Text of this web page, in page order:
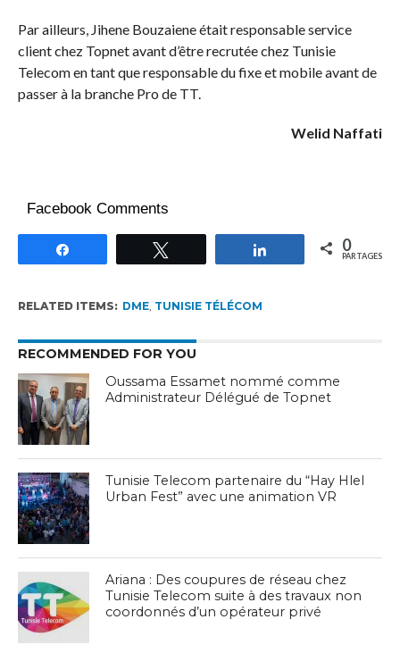
Par ailleurs, Jihene Bouzaiene était responsable service
client chez Topnet avant d’être recrutée chez Tunisie
Telecom en tant que responsable du fixe et mobile avant de
passer à la branche Pro de TT.
Welid Naffati
Facebook Comments
Partagez 0
PARTAGES
RELATED ITEMS: DME, TUNISIE TÉLÉCOM
RECOMMENDED FOR YOU
Oussama Essamet nommé comme
Administrateur Délégué de Topnet
Tunisie Telecom partenaire du “Hay Hlel
Urban Fest” avec une animation VR
Ariana : Des coupures de réseau chez
Tunisie Telecom suite à des travaux non
coordonnés d’un opérateur privé